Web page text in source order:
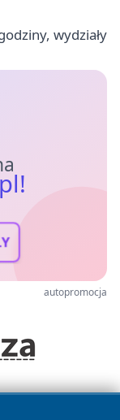
wydziały
autopromocja